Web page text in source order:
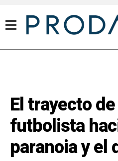
El trayecto
futbolista
paranoia y el